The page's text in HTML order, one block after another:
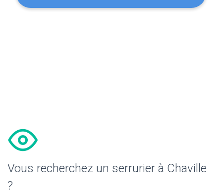
Vous recherchez un serrurier à Chaville
?